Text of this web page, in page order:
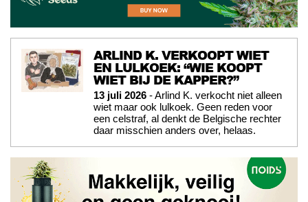
ARLIND K. VERKOOPT WIET
EN LULKOEK: “WIE KOOPT
WIET BIJ DE KAPPER?”
13 juli 2026 - Arlind K. verkocht niet alleen
wiet maar ook lulkoek. Geen reden voor
een celstraf, al denkt de Belgische rechter
daar misschien anders over, helaas.